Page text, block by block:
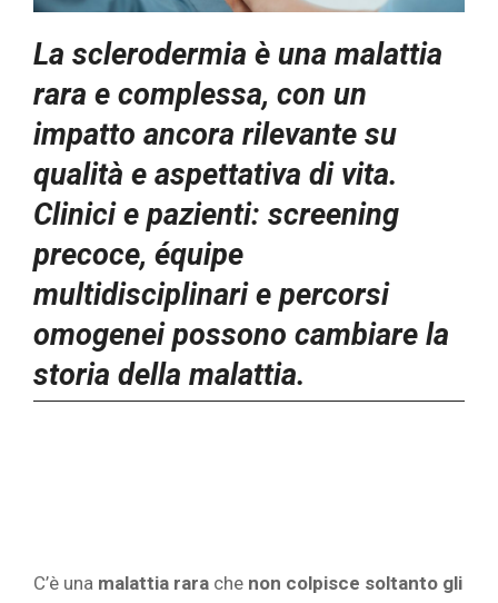
La sclerodermia è una malattia
rara e complessa, con un
impatto ancora rilevante su
qualità e aspettativa di vita.
Clinici e pazienti: screening
precoce, équipe
multidisciplinari e percorsi
omogenei possono cambiare la
storia della malattia.
C’è una malattia rara che non colpisce soltanto gli